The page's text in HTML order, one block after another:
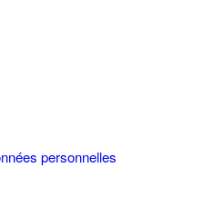
personnelles